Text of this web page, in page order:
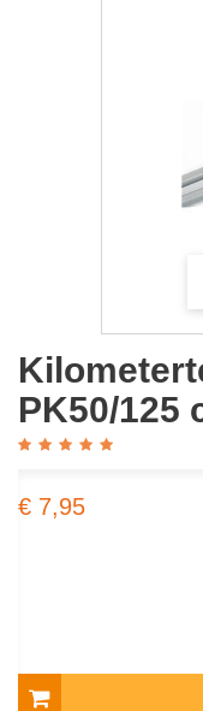
PK50/125
€ 7,95